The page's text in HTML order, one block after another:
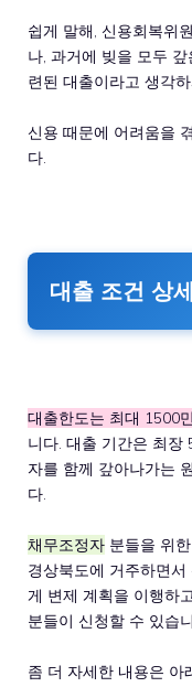
쉽게 말해, 신용회복위
나, 과거에 빚을 모두
련된 대출이라고 생각
신용 때문에 어려움을
다.
대출 조건 상
대출한도는 최대 1500
니다. 대출 기간은 최장
자를 함께 갚아나가는
다.
채무조정자 분들을 위
경상북도에 거주하면
게 변제 계획을 이행하
분들이 신청할 수 있습
좀 더 자세한 내용은 아